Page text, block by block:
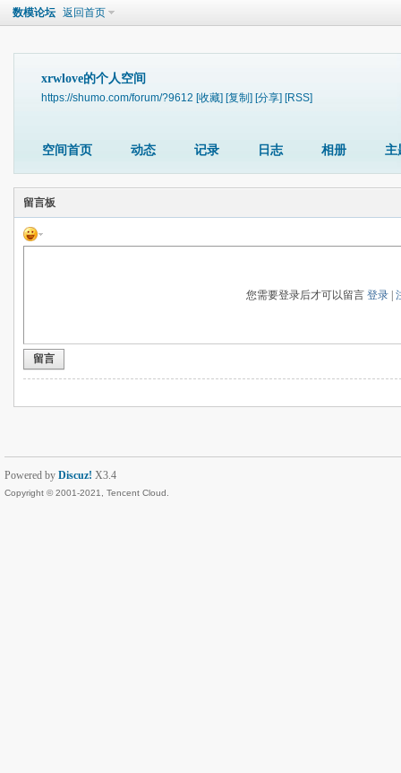
数模论坛 返回首页
xrwlove的个人空间
https://shumo.com/forum/?9612 [收藏] [复制] [分享] [RSS]
空间首页 动态 记录 日志 相册 主
留言板
您需要登录后才可以留言登录 |
留言
Powered by Discuz! X3.4
Copyright © 2001-2021, Tencent Cloud.